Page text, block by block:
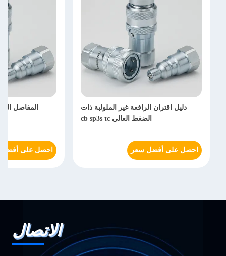
دليل اقتران الرافعة غير الملولبة ذات
الضغط العالي cb sp3s tc
احصل على أفضل سعر
المفاصل
احصل على
الاتصال